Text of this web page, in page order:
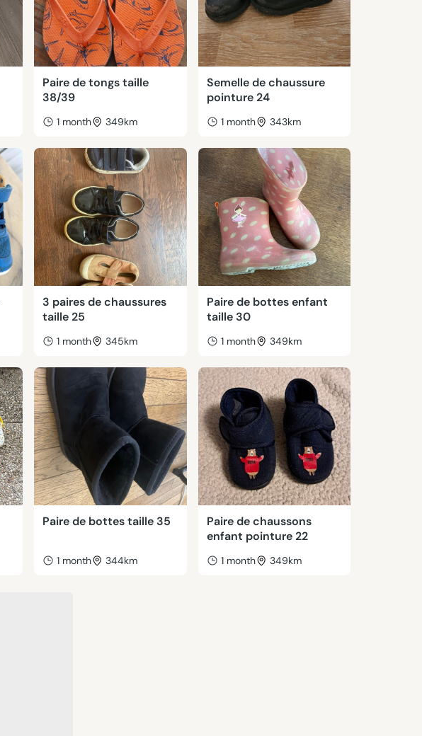
Paire de tongs taille
38/39
1 month 349km
Semelle de chaussure
pointure 24
1 month 343km
3 paires de chaussures
taille 25
1 month 345km
Paire de bottes enfant
taille 30
1 month 349km
Paire de bottes taille 35
1 month 344km
Paire de chaussons
enfant pointure 22
1 month 349km